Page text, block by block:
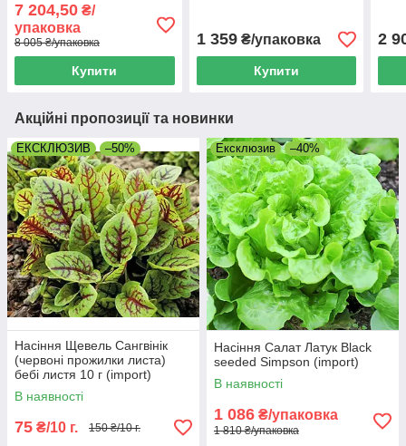
7 204,50 ₴/
упаковка
8 005 ₴/упаковка
Купити
1 359₴/упаковка
Купити
2
Акційні пропозиції та новинки
ЕКСКЛЮЗИВ –50%
Насіння Щевель Сангвінік
(червоні прожилки листа)
бебі листя 10 г (import)
В наявності
75 ₴/10 г. 150 ₴/10 г.
Ексклюзив –40%
Насіння Салат Латук Black
seeded Simpson (import)
В наявності
1 086 ₴/упаковка
1 810 ₴/упаковка